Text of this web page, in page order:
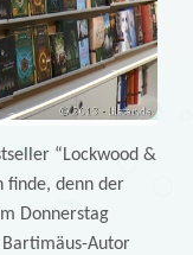
“Lockwood &
finde, denn der
Donnerstag
Autor